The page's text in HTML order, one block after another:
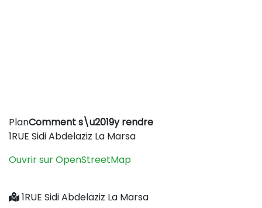
+
PlanComment s\u2019y rendre
1RUE Sidi Abdelaziz La Marsa
Ouvrir sur OpenStreetMap
1RUE Sidi Abdelaziz La Marsa